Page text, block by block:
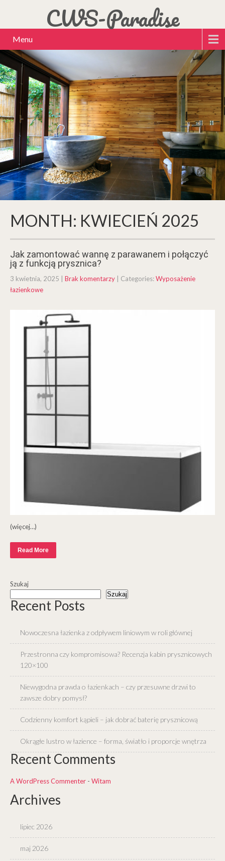
CWS-Paradise
Menu
MONTH: KWIECIEŃ 2025
Jak zamontować wannę z parawanem i połączyć
ją z funkcją prysznica?
3 kwietnia, 2025 Brak komentarzy | Categories:Wyposażenie
łazienkowe
(więcej…)
Read More
Szukaj
Szukaj
Recent Posts
Nowoczesna łazienka z odpływem liniowym w roli głównej
Przestronna czy kompromisowa? Recenzja kabin prysznicowych
120×100
Niewygodna prawda o łazienkach – czy przesuwne drzwi to
zawsze dobry pomysł?
Codzienny komfort kąpieli – jak dobrać baterię prysznicową
Okrągłe lustro w łazience – forma, światło i proporcje wnętrza
Recent Comments
A WordPress Commenter - Witam
Archives
lipiec 2026
maj 2026